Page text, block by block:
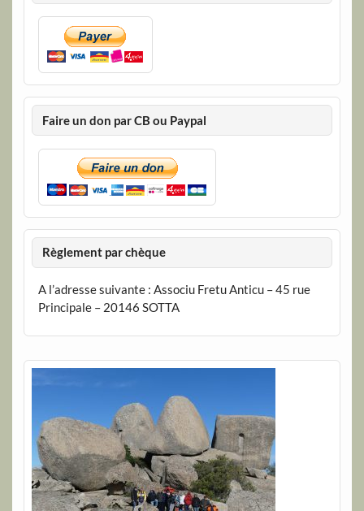
Faire un don par CB ou Paypal
Règlement par chèque
A l’adresse suivante : Associu Fretu Anticu – 45 rue
Principale – 20146 SOTTA